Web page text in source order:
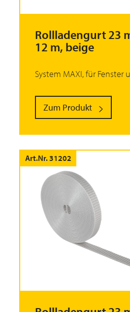
Rollladengurt 23
12 m, beige
System MAXI, für Fenster
Zum Produkt
Art.Nr. 31202